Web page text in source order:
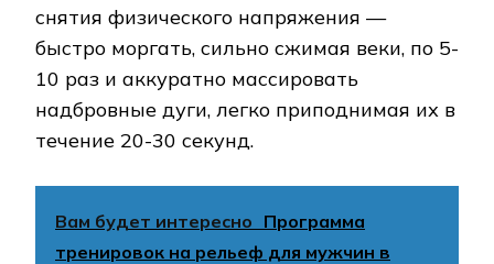
снятия физического напряжения —
быстро моргать, сильно сжимая веки, по 5-
10 раз и аккуратно массировать
надбровные дуги, легко приподнимая их в
течение 20-30 секунд.
Вам будет интересно Программа
тренировок на рельеф для мужчин в